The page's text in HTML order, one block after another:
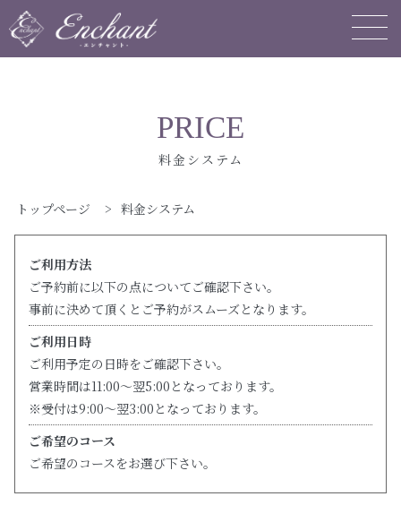
料金システム
PRICE
トップページ > 料金システム
ご利用方法
ご予約前に以下の点についてご確認下さい。
事前に決めて頂くとご予約がスムーズとなります。
ご利用日時
ご利用予定の日時をご確認下さい。
営業時間は11:00～翌5:00となっております。
※受付は9:00～翌3:00となっております。
ご希望のコース
ご希望のコースをお選び下さい。